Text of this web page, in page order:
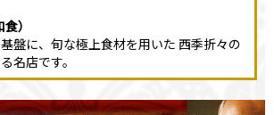
）
盤に、旬な極上食材を用いた 西季折々の
名店です。